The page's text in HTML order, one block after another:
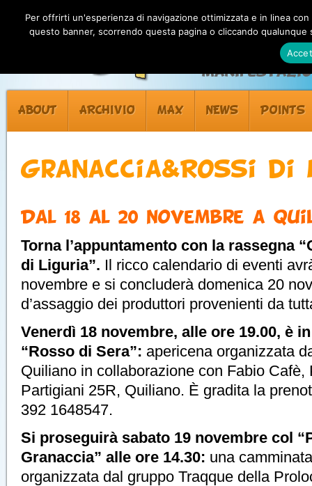
ABOUT ARCHIVIO MAX NEWS POINTS
Granaccia&Rossi di
Dal 18 al 20 Novembre a
Torna l’appuntamento con la rassegna
di Liguria”. Il ricco calendario di eventi
novembre e si concluderà domenica 20
d’assaggio dei produttori provenienti da
Venerdì 18 novembre, alle ore 19.00, è
“Rosso di Sera”: apericena organizzata
Quiliano in collaborazione con Fabio Cafè,
Partigiani 25R, Quiliano. È gradita la
392 1648547.
Si proseguirà sabato 19 novembre col
Granaccia” alle ore 14.30: una
organizzata dal gruppo Traqque della
Per offrirti un'esperienza di navigazione ottimizzata e in linea
questo banner, scorrendo questa pagina o cliccando